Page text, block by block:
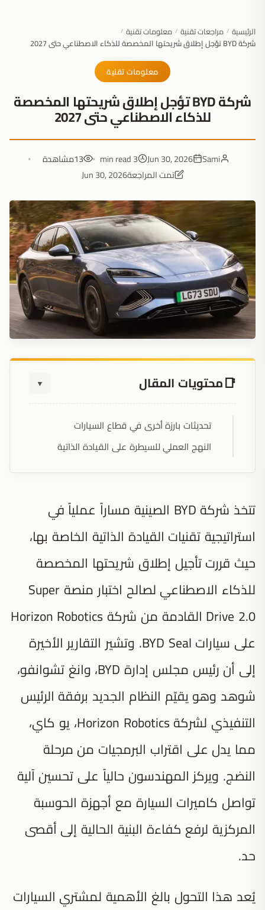
الرئيسية / مراجعات تقنية / معلومات تقنية /
شركة BYD تؤجل إطلاق شريحتها المخصصة للذكاء الاصطناعي حتى 2027
معلومات تقنية
شركة BYD تؤجل إطلاق شريحتها المخصصة
للذكاء الاصطناعي حتى 2027
Sami
Jun 30, 2026
3 min read
13مشاهدة
تمت المراجعةJun 30, 2026
محتويات المقال ▼
تحديثات بارزة أخرى في قطاع السيارات
النهج العملي للسيطرة على القيادة الذاتية
تتخذ شركة BYD الصينية مساراً عملياً في
استراتيجية تقنيات القيادة الذاتية الخاصة بها،
حيث قررت تأجيل إطلاق شريحتها المخصصة
للذكاء الاصطناعي لصالح اختبار منصة Super
Drive 2.0 القادمة من شركة Horizon Robotics
على سيارات BYD Seal. وتشير التقارير الأخيرة
إلى أن رئيس مجلس إدارة BYD، وانغ تشوانفو،
شوهد وهو يقيّم النظام الجديد برفقة الرئيس
التنفيذي لشركة Horizon Robotics، يو كاي،
مما يدل على اقتراب البرمجيات من مرحلة
النضج. ويركز المهندسون حالياً على تحسين آلية
تواصل كاميرات السيارة مع أجهزة الحوسبة
المركزية لرفع كفاءة البنية الحالية إلى أقصى
حد.
يُعد هذا التحول بالغ الأهمية لمشتري السيارات